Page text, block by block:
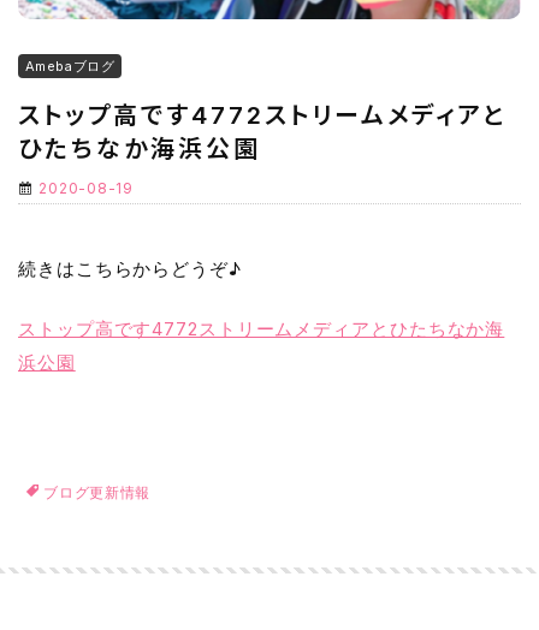
Amebaブログ
ストップ高です4772ストリームメディアと
ひたちなか海浜公園
2020-08-19
続きはこちらからどうぞ♪
ストップ高です4772ストリームメディアとひたちなか海
浜公園
ブログ更新情報